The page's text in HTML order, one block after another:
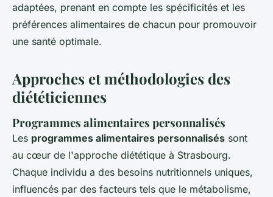
adaptées, prenant en compte les spécificités et les
préférences alimentaires de chacun pour promouvoir
une santé optimale.
Approches et méthodologies des
diététiciennes
Programmes alimentaires personnalisés
Les programmes alimentaires personnalisés sont
au cœur de l'approche diététique à Strasbourg.
Chaque individu a des besoins nutritionnels uniques,
influencés par des facteurs tels que le métabolisme,